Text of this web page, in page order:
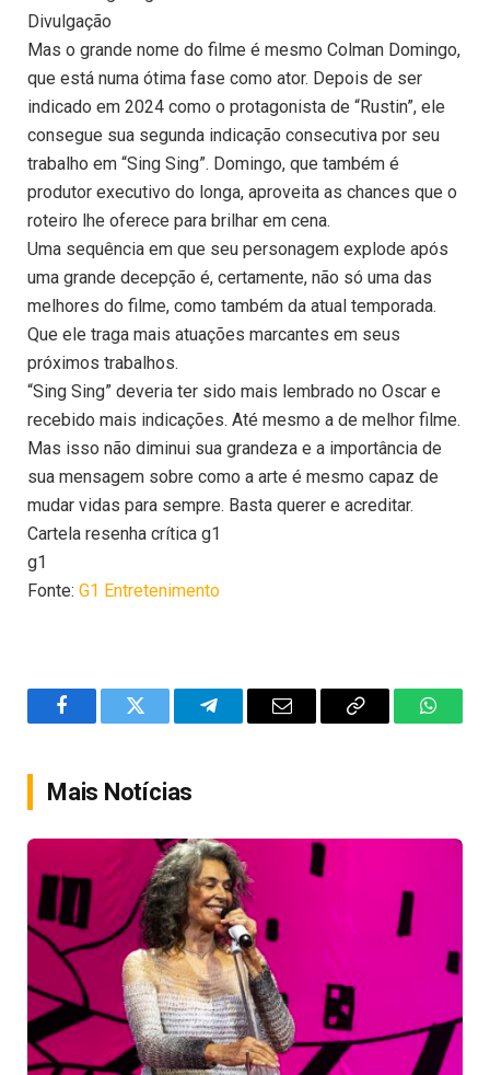
Divulgação
Mas o grande nome do filme é mesmo Colman Domingo,
que está numa ótima fase como ator. Depois de ser
indicado em 2024 como o protagonista de “Rustin”, ele
consegue sua segunda indicação consecutiva por seu
trabalho em “Sing Sing”. Domingo, que também é
produtor executivo do longa, aproveita as chances que o
roteiro lhe oferece para brilhar em cena.
Uma sequência em que seu personagem explode após
uma grande decepção é, certamente, não só uma das
melhores do filme, como também da atual temporada.
Que ele traga mais atuações marcantes em seus
próximos trabalhos.
“Sing Sing” deveria ter sido mais lembrado no Oscar e
recebido mais indicações. Até mesmo a de melhor filme.
Mas isso não diminui sua grandeza e a importância de
sua mensagem sobre como a arte é mesmo capaz de
mudar vidas para sempre. Basta querer e acreditar.
Cartela resenha crítica g1
g1
Fonte: G1 Entretenimento
FacebookTwitter TelegramEmail
Copy
Mais Notícias